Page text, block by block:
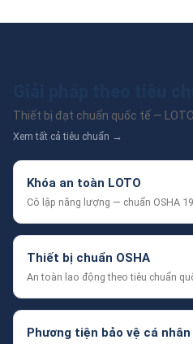
Thiết bị đạt chuẩn quốc tế — LOTO,
Xem tất cả tiêu chuẩn →
Khóa an toàn LOTO
Cô lập năng lượng — chuẩn OSHA
Thiết bị chuẩn OSHA
An toàn lao động theo tiêu chuẩn
Phương tiện bảo vệ cá nhân